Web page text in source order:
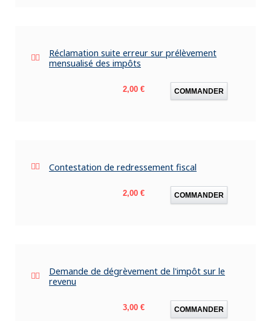
Réclamation suite erreur sur prélèvement
mensualisé des impôts
Prix
2,00 € COMMANDER
Contestation de redressement fiscal
Prix
2,00 € COMMANDER
Demande de dégrèvement de l'impôt sur le
revenu
Prix
3,00 € COMMANDER